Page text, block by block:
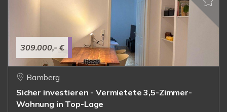
309.000,- €
Bamberg
Sicher investieren - Vermietete 3,5-Zimmer-
Wohnung in Top-Lage